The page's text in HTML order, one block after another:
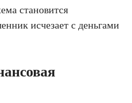
становится
исчезает с деньгами